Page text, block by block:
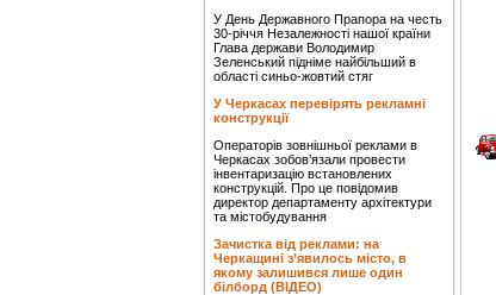
У День Державного Прапора на честь
30-річчя Незалежності нашої країни
Глава держави Володимир
Зеленський підніме найбільший в
області синьо-жовтий стяг
У Черкасах перевірять рекламні
конструкції
Операторів зовнішньої реклами в
Черкасах зобов’язали провести
інвентаризацію встановлених
конструкцій. Про це повідомив
директор департаменту архітектури
та містобудування
Зачистка від реклами: на
Черкащині з’явилось місто, в
якому залишився лише один
білборд (ВІДЕО)